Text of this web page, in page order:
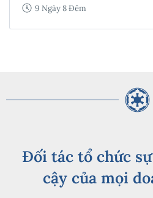
9 Ngày 8 Đêm
Đối tác tổ chức
cậy của mọi